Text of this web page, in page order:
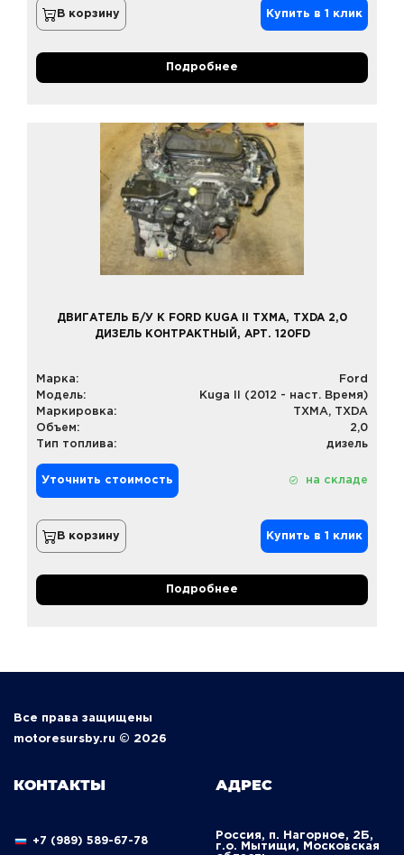
В корзину Купить в 1 клик
Подробнее
ДВИГАТЕЛЬ Б/У К FORD KUGA II TXMA, TXDA 2,0
ДИЗЕЛЬ КОНТРАКТНЫЙ, АРТ. 120FD
Марка:
Ford
Модель:
Kuga II (2012 - наст. Время)
Маркировка:
TXMA, TXDA
Объем:
2,0
Тип топлива:
дизель
Уточнить стоимость на складе
В корзину Купить в 1 клик
Подробнее
Все права защищены
motoresursby.ru © 2026
КОНТАКТЫ
+7 (989) 589-67-78
АДРЕС
Россия, п. Нагорное, 2Б,
г.о. Мытищи, Московская